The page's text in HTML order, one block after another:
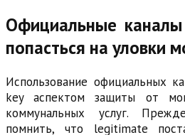
Официальные
попасться на уловки
Использование официальных
key аспектом защиты от
коммунальных услуг.
помнить, что legitimate